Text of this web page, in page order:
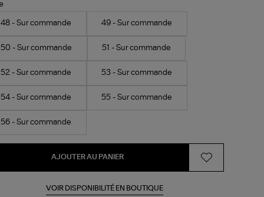
48 - Sur commande 49 - Sur commande
50 - Sur commande 51 - Sur commande
52 - Sur commande 53 - Sur commande
54 - Sur commande 55 - Sur commande
56 - Sur commande
AJOUTER AU PANIER
VOIR DISPONIBILITÉ EN BOUTIQUE